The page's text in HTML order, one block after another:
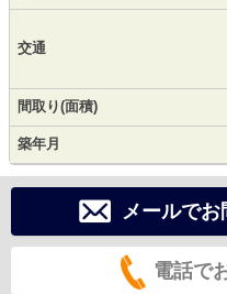
交通
間取り(面積)
築年月
メールでお
電話で